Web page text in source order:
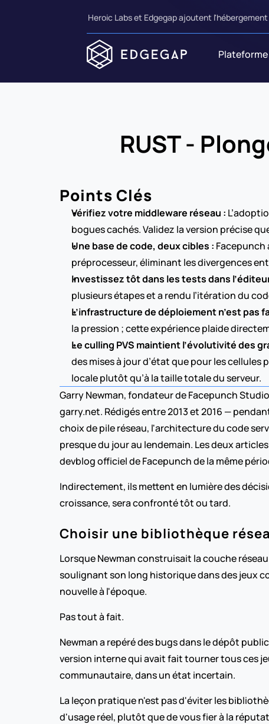
Heroic Labs et Edgegap ajoutent
Plateforme
RUST -
Points Clés
Vérifiez votre middleware réseau :
bogues cachés. Validez la version précise
Une base de code, deux cibles : Facepunch
préprocesseur, éliminant les divergences
Investissez tôt dans les tests dans
plusieurs étapes et a rendu l’itération du
L’infrastructure de déploiement n’est pas
la pression ; cette expérience plaide
Le culling PVS maintient l’évolutivité des
des mises à jour d’état que pour les
locale plutôt qu’à la taille totale du serveur.
Garry Newman, fondateur de Facepunch
garry.net. Rédigés entre 2013 et 2016 —
choix de pile réseau, l'architecture du code
presque du jour au lendemain. Les deux
devblog officiel de Facepunch de la même
Indirectement, ils mettent en lumière des
croissance, sera confronté tôt ou tard.
Choisir une bibliothèque
Lorsque Newman construisait la couche
soulignant son long historique dans des jeux
nouvelle à l'époque.
Pas tout à fait.
Newman a repéré des bugs dans le dépôt
version interne qui avait fait tourner tous ces
communautaire, dans un état incertain.
La leçon pratique n'est pas d'éviter les
d'usage réel, plutôt que de vous fier à la